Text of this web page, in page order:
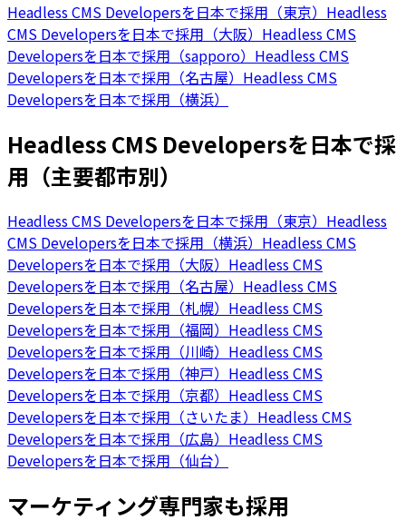
Headless CMS Developersを日本で採用（東京） Headless
CMS Developersを日本で採用（大阪） Headless CMS
Developersを日本で採用（sapporo） Headless CMS
Developersを日本で採用（名古屋） Headless CMS
Developersを日本で採用（横浜）
Headless CMS Developersを日本で採
用（主要都市別）
Headless CMS Developersを日本で採用（東京） Headless
CMS Developersを日本で採用（横浜） Headless CMS
Developersを日本で採用（大阪） Headless CMS
Developersを日本で採用（名古屋） Headless CMS
Developersを日本で採用（札幌） Headless CMS
Developersを日本で採用（福岡） Headless CMS
Developersを日本で採用（川崎） Headless CMS
Developersを日本で採用（神戸） Headless CMS
Developersを日本で採用（京都） Headless CMS
Developersを日本で採用（さいたま） Headless CMS
Developersを日本で採用（広島） Headless CMS
Developersを日本で採用（仙台）
マーケティング専門家も採用